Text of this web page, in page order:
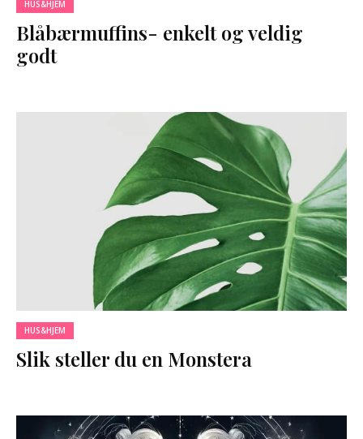
HUS&HJEM
Blåbærmuffins- enkelt og veldig
godt
HUS&HJEM
Slik steller du en Monstera